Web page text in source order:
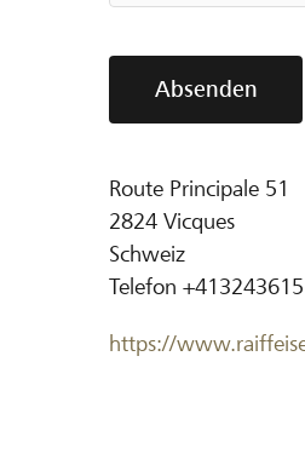
Absenden
Route Principale 51
2824 Vicques
Schweiz
Telefon
https://